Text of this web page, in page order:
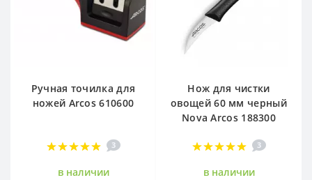
Ручная точилка для
ножей Arcos 610600
3
в наличии
Нож для чистки
овощей 60 мм черный
Nova Arcos 188300
3
в наличии